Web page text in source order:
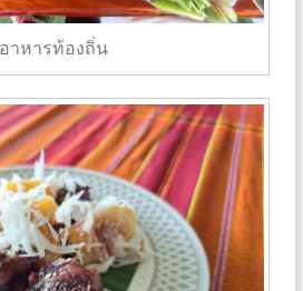
อาหารท้องถิ่น